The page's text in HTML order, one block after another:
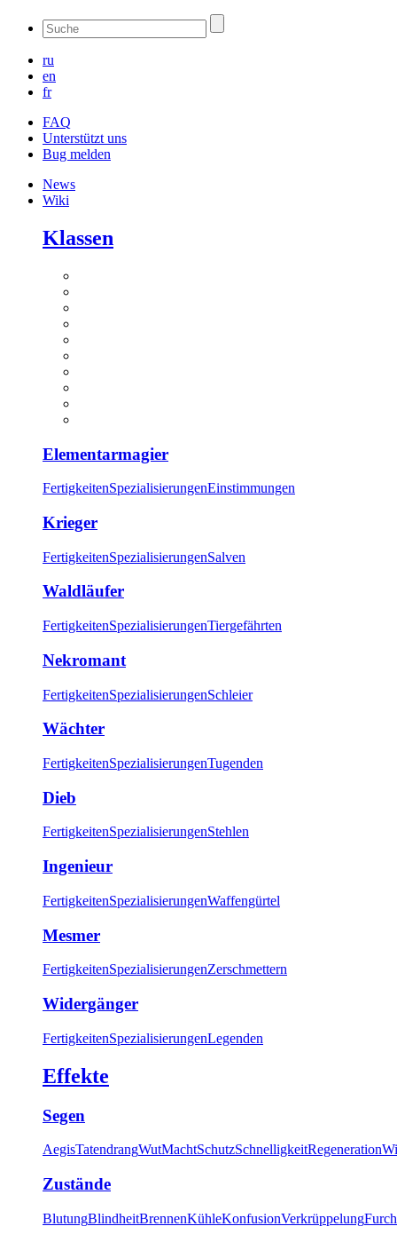
ru
en
fr
FAQ
Unterstützt uns
Bug melden
News
Wiki
Klassen
Elementarmagier
FertigkeitenSpezialisierungenEinstimmungen
Krieger
FertigkeitenSpezialisierungenSalven
Waldläufer
FertigkeitenSpezialisierungenTiergefährten
Nekromant
FertigkeitenSpezialisierungenSchleier
Wächter
FertigkeitenSpezialisierungenTugenden
Dieb
FertigkeitenSpezialisierungenStehlen
Ingenieur
FertigkeitenSpezialisierungenWaffengürtel
Mesmer
FertigkeitenSpezialisierungenZerschmettern
Widergänger
FertigkeitenSpezialisierungenLegenden
Effekte
Segen
AegisTatendrangWutMachtSchutzSchnelligkeitRegeneration
Zustände
BlutungBlindheitBrennenKühleKonfusionVerkrüppelung